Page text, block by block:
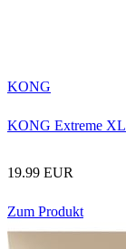
KONG
KONG Extreme XL
19.99 EUR
Zum Produkt